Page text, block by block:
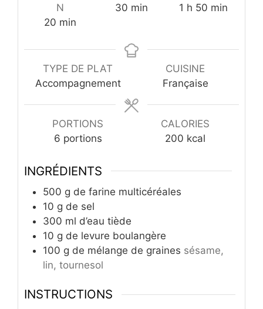
N
20minutes
min
30 minutes
min
1 heure
h 50minutes
min
TYPE DE PLAT
Accompagnement
CUISINE
Française
PORTIONS
6 portions
CALORIES
200 kcal
INGRÉDIENTS
500 g de farine multicéréales
10 g de sel
300 ml d’eau tiède
10 g de levure boulangère
100 g de mélange de graines sésame,
lin, tournesol
INSTRUCTIONS